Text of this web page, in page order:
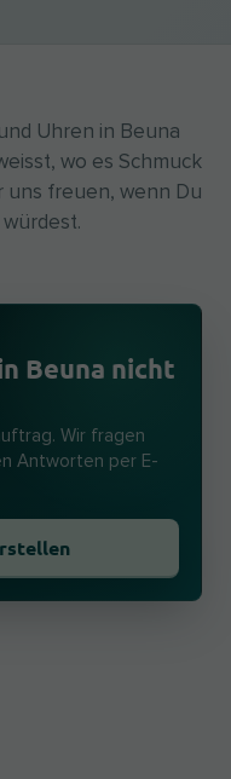
Uhren in Beuna
wo es Schmuck
uns freuen, wenn Du
Beuna nicht
Wir fragen
Antworten per E-